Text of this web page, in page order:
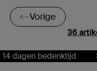
Vorige
14 dagen bedenktijd